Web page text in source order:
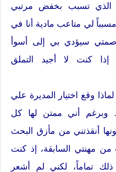
الذي تسبب بخفض مرتبي
في المئة مسبباً لي متاعب مادية أنا في
سيؤدي بي إلى أسوأ
كنت لا أجيد التملق
وقع اختيار المديرة علي
وبرغم أني ممتن لها كل
أنقذتني من مأزق البحث
مهنتي السابقة، إذ كنت
تماماً، لكني لم أشعر